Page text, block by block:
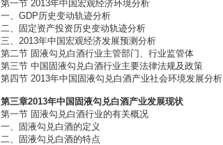
第一节 2013年中国宏观经济环境分析
一、GDP历史变动轨迹分析
二、固定资产投资历史变动轨迹分析
三、2013年中国宏观经济发展预测分析
第二节 固液勾兑白酒行业主管部门、行业监管体
第三节 中国固液勾兑白酒行业主要法律法规及政策
第四节 2013年中国固液勾兑白酒产业社会环境发展分析
第三章2013年中国固液勾兑白酒产业发展现状
第一节 固液勾兑白酒行业的有关概况
一、固液勾兑白酒的定义
二、固液勾兑白酒的特点